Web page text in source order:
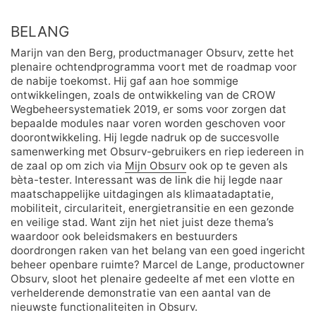
BELANG
Marijn van den Berg, productmanager Obsurv, zette het
plenaire ochtendprogramma voort met de roadmap voor
de nabije toekomst. Hij gaf aan hoe sommige
ontwikkelingen, zoals de ontwikkeling van de CROW
Wegbeheersystematiek 2019, er soms voor zorgen dat
bepaalde modules naar voren worden geschoven voor
doorontwikkeling. Hij legde nadruk op de succesvolle
samenwerking met Obsurv-gebruikers en riep iedereen in
de zaal op om zich via Mijn Obsurv ook op te geven als
bèta-tester. Interessant was de link die hij legde naar
maatschappelijke uitdagingen als klimaatadaptatie,
mobiliteit, circulariteit, energietransitie en een gezonde
en veilige stad. Want zijn het niet juist deze thema’s
waardoor ook beleidsmakers en bestuurders
doordrongen raken van het belang van een goed ingericht
beheer openbare ruimte? Marcel de Lange, productowner
Obsurv, sloot het plenaire gedeelte af met een vlotte en
verhelderende demonstratie van een aantal van de
nieuwste functionaliteiten in Obsurv.